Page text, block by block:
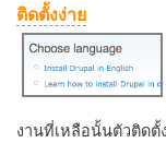
ติดตั้งง่าย
งานที่เหลือนั้นตัวติดตั้